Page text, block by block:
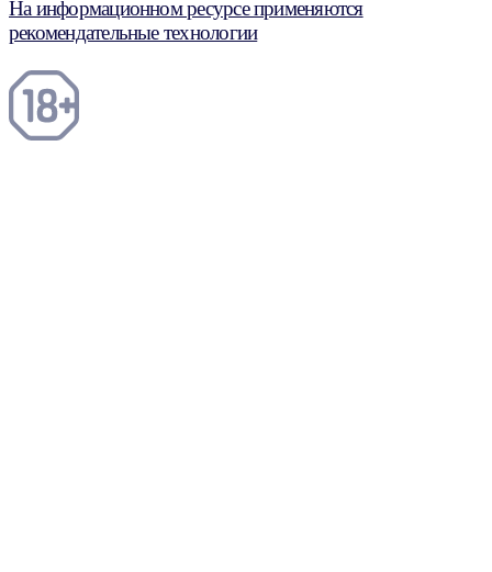
На информационном ресурсе применяются
рекомендательные технологии